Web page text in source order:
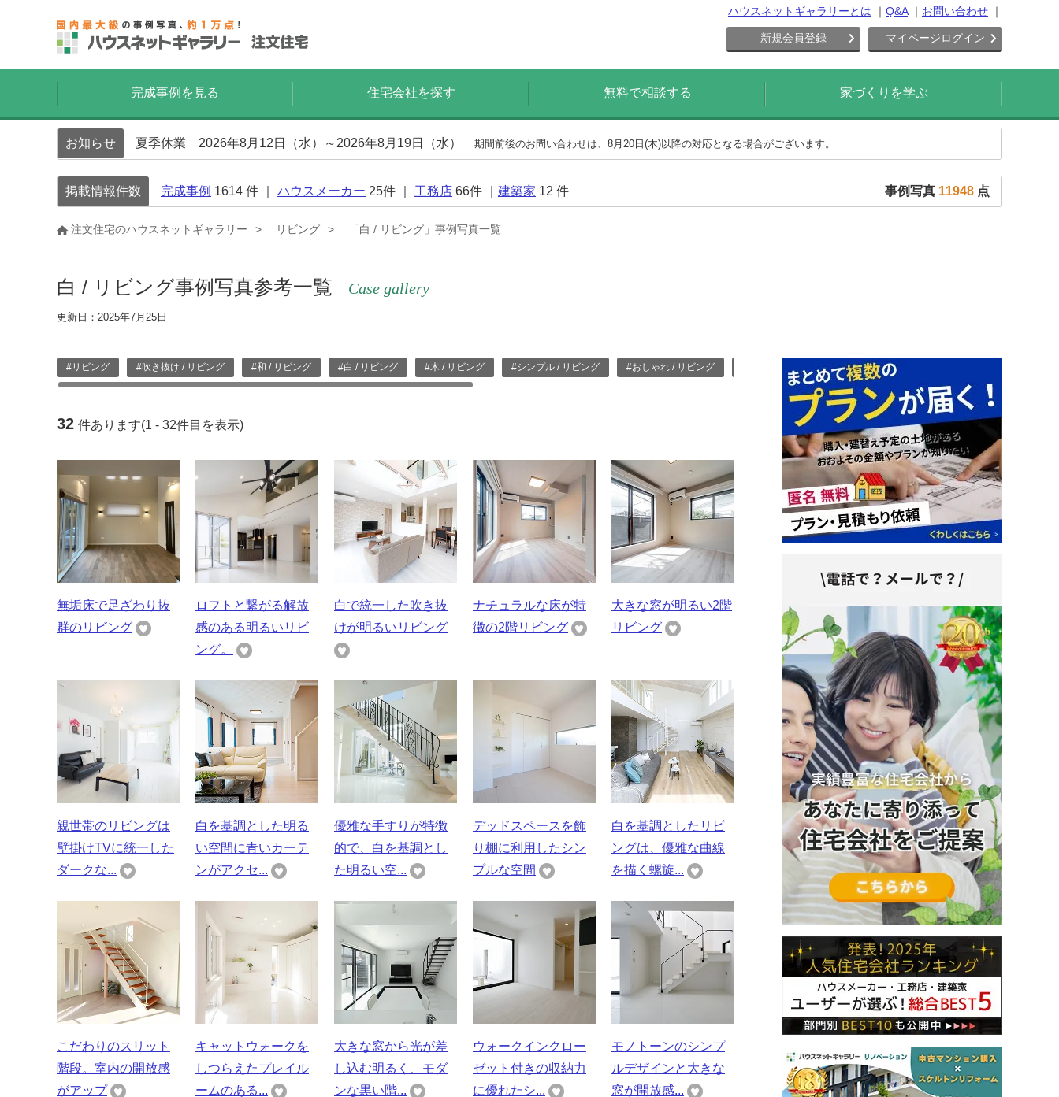
ハウスネットギャラリーとは Q&A お問い合わせ
新規会員登録 マイページログイン
完成事例を見る 住宅会社を探す 無料で相談する 家づくりを学ぶ
お知らせ 夏季休業 2026年8月12日（水）～2026年8月19日（水） 期間前後のお問い合わせは、8月20日(木)以降の対応となる場合がございます。
掲載情報件数 完成事例 1614 件 ｜ ハウスメーカー 25件 ｜ 工務店 66件 ｜ 建築家 12 件 事例写真 11948 点
注文住宅のハウスネットギャラリー リビング 「白 / リビング」事例写真一覧
白 / リビング事例写真参考一覧 Case gallery
更新日：2025年7月25日
#リビング #吹き抜け / リビング #和 / リビング #白 / リビング #木 / リビング #シンプル / リビング #おしゃれ / リビング #照明 / リビング
32 件あります(1 - 32件目を表示)
無垢床で足ざわり抜
群のリビング
ロフトと繋がる解放
感のある明るいリビ
ング。
白で統一した吹き抜
けが明るいリビング
ナチュラルな床が特
徴の2階リビング
大きな窓が明るい2階
リビング
親世帯のリビングは
壁掛けTVに統一した
ダークな...
白を基調とした明る
い空間に青いカーテ
ンがアクセ...
優雅な手すりが特徴
的で、白を基調とし
た明るい空...
デッドスペースを飾
り棚に利用したシン
プルな空間
白を基調としたリビ
ングは、優雅な曲線
を描く螺旋...
こだわりのスリット
階段。室内の開放感
がアップ
キャットウォークを
しつらえたプレイル
ームのある...
大きな窓から光が差
し込む明るく、モダ
ンな黒い階...
ウォークインクロー
ゼット付きの収納力
に優れたシ...
モノトーンのシンプ
ルデザインと大きな
窓が開放感...